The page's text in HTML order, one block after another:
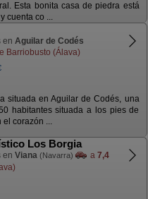
Esta bonita casa de piedra está
cuenta co ...
en Aguilar de Codés
Barriobusto (Álava)
situada en Aguilar de Codés, una
habitantes situada a los pies de
el corazón ...
Los Borgia
en Viana (Navarra) a 7,4